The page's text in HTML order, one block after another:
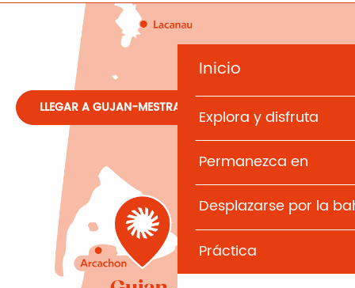
Inicio
Explora y disfruta
Permanezca en
Desplazarse por la
Práctica
LLEGAR A GUJAN-MESTRAS